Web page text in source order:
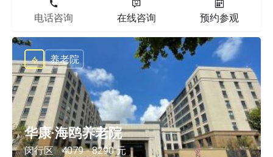
电话咨询 在线咨询 预约参观
华康·海鸥养老院
闵行区 4079 - 8290 元
养老院